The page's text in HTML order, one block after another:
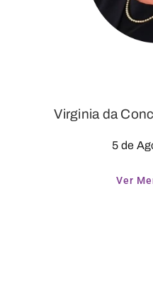
Virginia da
5 de
Ver